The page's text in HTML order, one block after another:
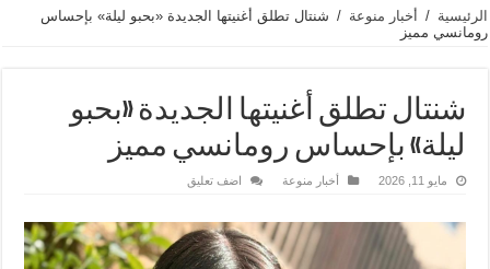
الرئيسية / أخبار منوعة / شنتال تطلق أغنيتها الجديدة «بحبو ليلة» بإحساس
رومانسي مميز
شنتال تطلق أغنيتها الجديدة «بحبو
ليلة» بإحساس رومانسي مميز
مايو 11, 2026 أخبار منوعة اضف تعليق